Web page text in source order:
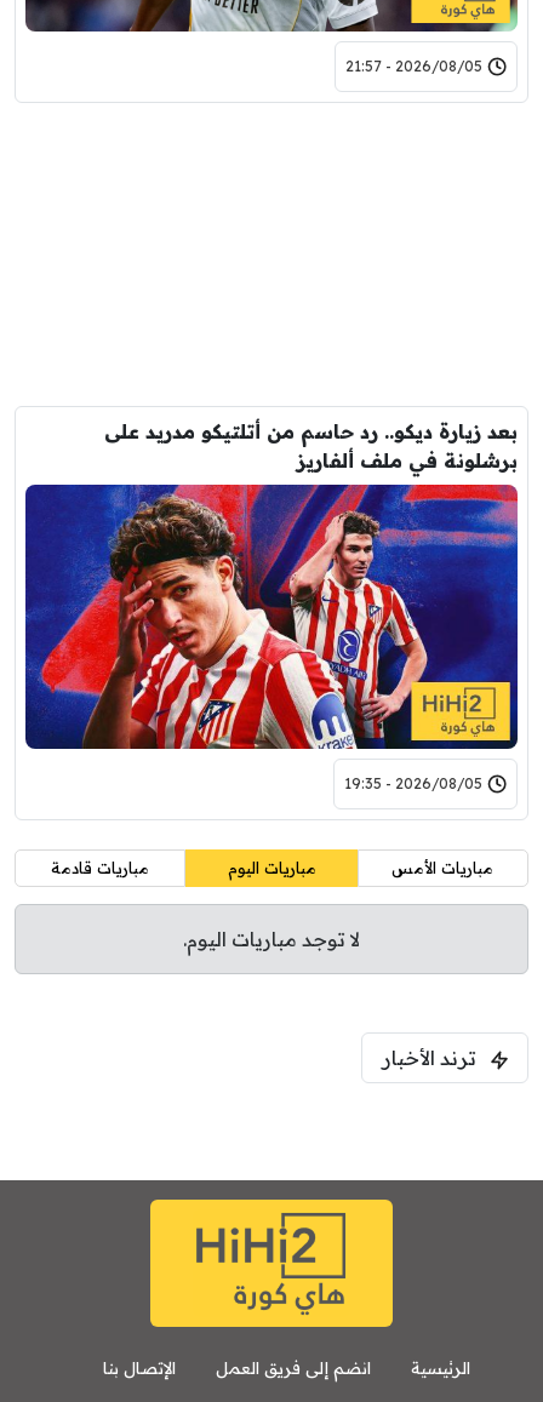
2026/08/05 - 21:57
بعد زيارة ديكو.. رد حاسم من أتلتيكو مدريد على
برشلونة في ملف ألفاريز
2026/08/05 - 19:35
مباريات الأمس مباريات اليوم مباريات قادمة
لا توجد مباريات اليوم.
ترند الأخبار
الرئيسية انضم إلى فريق العمل الإتصال بنا